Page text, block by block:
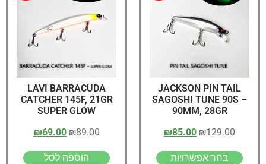
JACKSON PIN TAIL
SAGOSHI TUNE 90S –
90MM, 28GR
₪129.00
₪85.00
בחר אפשרויות
LAVI BARRACUDA
CATCHER 145F, 21GR
SUPER GLOW
₪89.00
₪69.00
הוספה לסל